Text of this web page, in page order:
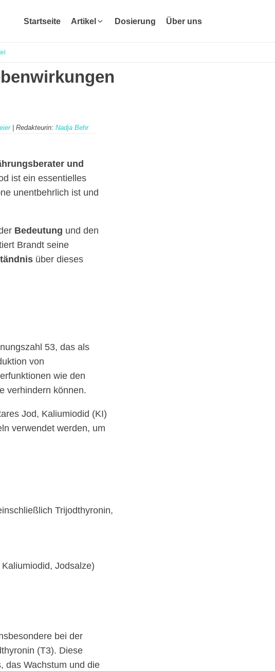
Startseite Artikel Dosierung Über uns
| Redakteurin: Nadja Behr
und
ist ein essentielles
unentbehrlich ist und
Bedeutung und den
Brandt seine
über dieses
53, das als
von
wie den
verhindern können.
Jod, Kaliumiodid (KI)
verwendet werden, um
Trijodthyronin,
Jodsalze)
bei der
(T3). Diese
das Wachstum und die